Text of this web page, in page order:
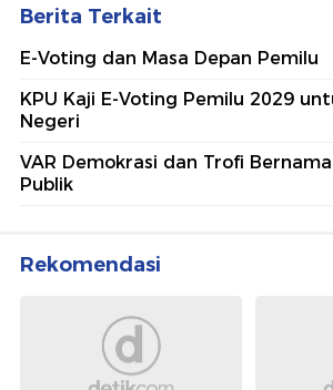
Berita Terkait
E-Voting dan Masa Depan Pemilu
KPU Kaji E-Voting Pemilu 2029
Negeri
VAR Demokrasi dan Trofi
Publik
Rekomendasi